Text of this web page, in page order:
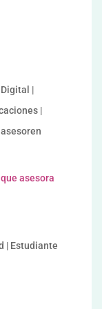
|
|
asesora
| Estudiante